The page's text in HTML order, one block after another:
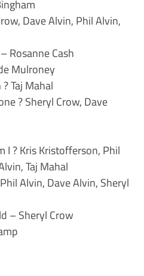
Dave Alvin, Phil Alvin,
Rosanne Cash
Mulroney
Taj Mahal
? Sheryl Crow, Dave
I ? Kris Kristofferson, Phil
Taj Mahal
Alvin, Dave Alvin, Sheryl
– Sheryl Crow